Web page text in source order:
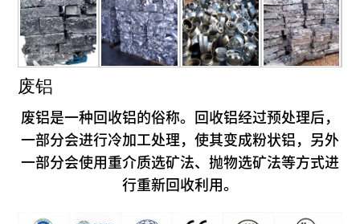
废铝
废铝是一种回收铝的俗称。回收铝经过预处理后，
一部分会进行冷加工处理，使其变成粉状铝，另外
一部分会使用重介质选矿法、抛物选矿法等方式进
行重新回收利用。